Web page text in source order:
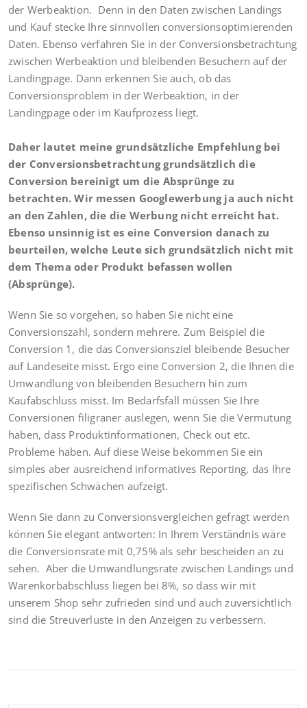
der Werbeaktion. Denn in den Daten zwischen Landings
und Kauf stecke Ihre sinnvollen conversionsoptimierenden
Daten. Ebenso verfahren Sie in der Conversionsbetrachtung
zwischen Werbeaktion und bleibenden Besuchern auf der
Landingpage. Dann erkennen Sie auch, ob das
Conversionsproblem in der Werbeaktion, in der
Landingpage oder im Kaufprozess liegt.
Daher lautet meine grundsätzliche Empfehlung bei
der Conversionsbetrachtung grundsätzlich die
Conversion bereinigt um die Absprünge zu
betrachten. Wir messen Googlewerbung ja auch nicht
an den Zahlen, die die Werbung nicht erreicht hat.
Ebenso unsinnig ist es eine Conversion danach zu
beurteilen, welche Leute sich grundsätzlich nicht mit
dem Thema oder Produkt befassen wollen
(Absprünge).
Wenn Sie so vorgehen, so haben Sie nicht eine
Conversionszahl, sondern mehrere. Zum Beispiel die
Conversion 1, die das Conversionsziel bleibende Besucher
auf Landeseite misst. Ergo eine Conversion 2, die Ihnen die
Umwandlung von bleibenden Besuchern hin zum
Kaufabschluss misst. Im Bedarfsfall müssen Sie Ihre
Conversionen filigraner auslegen, wenn Sie die Vermutung
haben, dass Produktinformationen, Check out etc.
Probleme haben. Auf diese Weise bekommen Sie ein
simples aber ausreichend informatives Reporting, das Ihre
spezifischen Schwächen aufzeigt.
Wenn Sie dann zu Conversionsvergleichen gefragt werden
können Sie elegant antworten: In Ihrem Verständnis wäre
die Conversionsrate mit 0,75% als sehr bescheiden an zu
sehen. Aber die Umwandlungsrate zwischen Landings und
Warenkorbabschluss liegen bei 8%, so dass wir mit
unserem Shop sehr zufrieden sind und auch zuversichtlich
sind die Streuverluste in den Anzeigen zu verbessern.